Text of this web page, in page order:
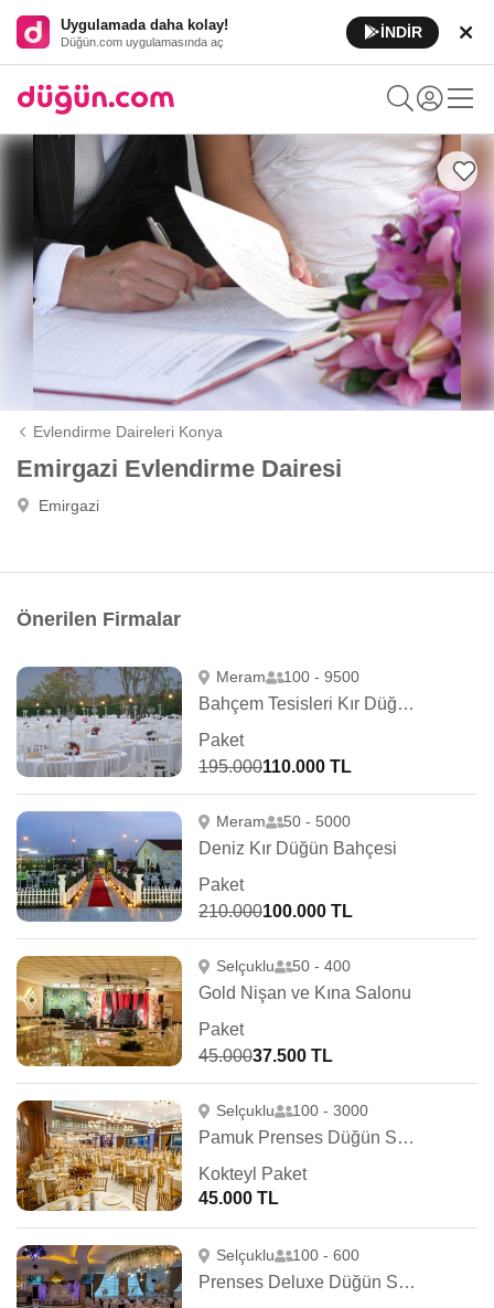
Uygulamada daha kolay!
Düğün.com uygulamasında aç
İNDİR
Evlendirme Daireleri Konya
Emirgazi Evlendirme Dairesi
Emirgazi
Önerilen Firmalar
Meram 100 - 9500
Bahçem Tesisleri Kır Düğün Salonu
Paket
195.000110.000 TL
Meram 50 - 5000
Deniz Kır Düğün Bahçesi
Paket
210.000100.000 TL
Selçuklu 50 - 400
Gold Nişan ve Kına Salonu
Paket
45.00037.500 TL
Selçuklu 100 - 3000
Pamuk Prenses Düğün Salonları
Kokteyl Paket
45.000 TL
Selçuklu 100 - 600
Prenses Deluxe Düğün Sarayı